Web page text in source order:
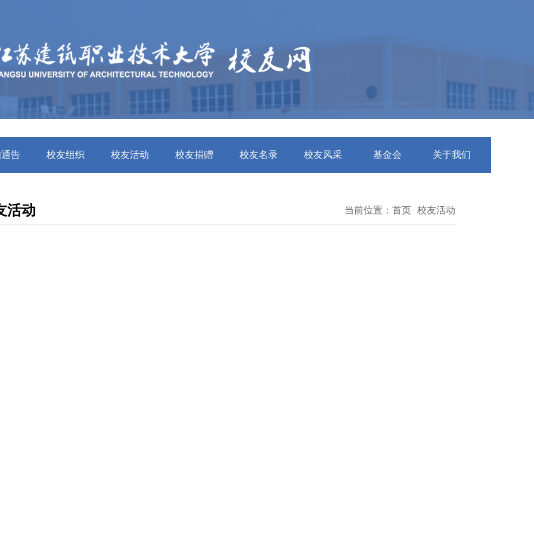
告 校友组织 校友活动 校友捐赠 校友名录 校友风采 基金会 关于我们
当前位置： 首页 校友活动
活动